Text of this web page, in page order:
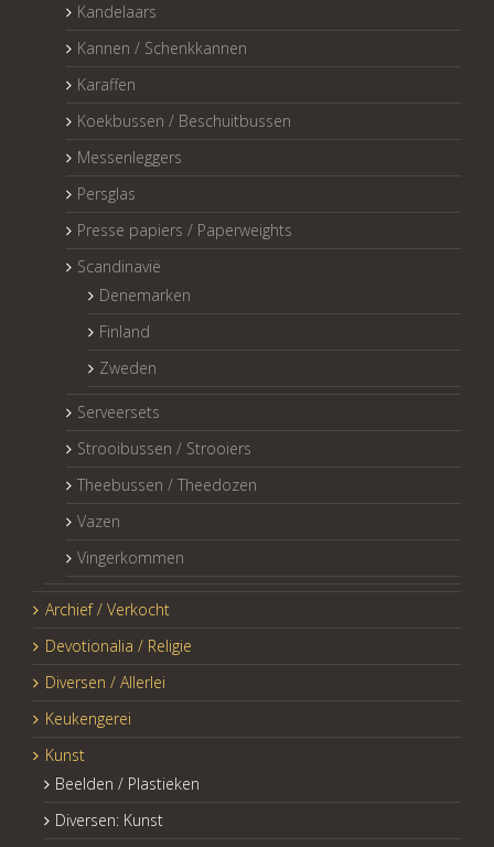
Kandelaars
Kannen / Schenkkannen
Karaffen
Koekbussen / Beschuitbussen
Messenleggers
Persglas
Presse papiers / Paperweights
Scandinavië
Denemarken
Finland
Zweden
Serveersets
Strooibussen / Strooiers
Theebussen / Theedozen
Vazen
Vingerkommen
Archief / Verkocht
Devotionalia / Religie
Diversen / Allerlei
Keukengerei
Kunst
Beelden / Plastieken
Diversen: Kunst